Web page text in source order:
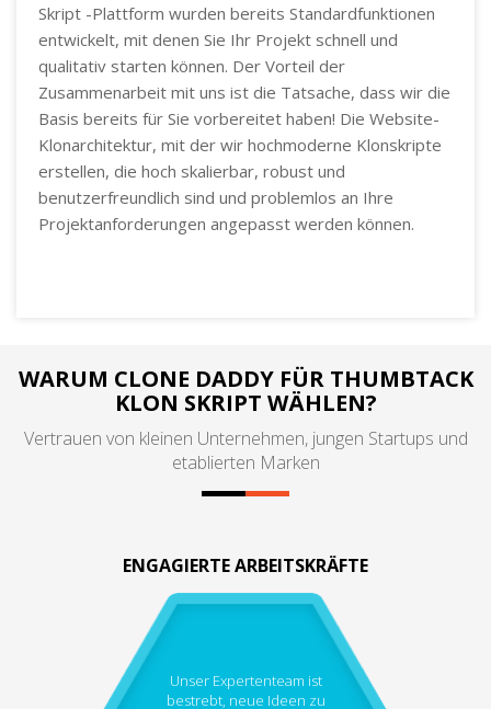
Skript -Plattform wurden bereits Standardfunktionen
entwickelt, mit denen Sie Ihr Projekt schnell und
qualitativ starten können. Der Vorteil der
Zusammenarbeit mit uns ist die Tatsache, dass wir die
Basis bereits für Sie vorbereitet haben! Die Website-
Klonarchitektur, mit der wir hochmoderne Klonskripte
erstellen, die hoch skalierbar, robust und
benutzerfreundlich sind und problemlos an Ihre
Projektanforderungen angepasst werden können.
WARUM CLONE DADDY FÜR THUMBTACK
KLON SKRIPT WÄHLEN?
Vertrauen von kleinen Unternehmen, jungen Startups und
etablierten Marken
ENGAGIERTE ARBEITSKRÄFTE
Unser Expertenteam ist
bestrebt, neue Ideen zu